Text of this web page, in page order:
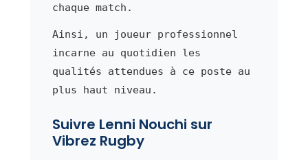
chaque match.
Ainsi, un joueur professionnel
incarne au quotidien les
qualités attendues à ce poste au
plus haut niveau.
Suivre Lenni Nouchi sur
Vibrez Rugby